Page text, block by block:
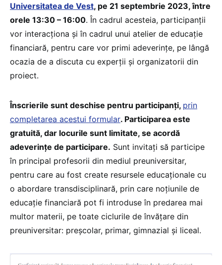
Universitatea de Vest, pe 21 septembrie 2023, între
orele 13:30 – 16:00. În cadrul acesteia, participanții
vor interacționa și în cadrul unui atelier de educație
financiară, pentru care vor primi adeverințe, pe lângă
ocazia de a discuta cu experții și organizatorii din
proiect.
Înscrierile sunt deschise pentru participanți, prin
completarea acestui formular. Participarea este
gratuită, dar locurile sunt limitate, se acordă
adeverințe de participare. Sunt invitați să participe
în principal profesorii din mediul preuniversitar,
pentru care au fost create resursele educaționale cu
o abordare transdisciplinară, prin care noțiunile de
educație financiară pot fi introduse în predarea mai
multor materii, pe toate ciclurile de învățare din
preuniversitar: preșcolar, primar, gimnazial și liceal.